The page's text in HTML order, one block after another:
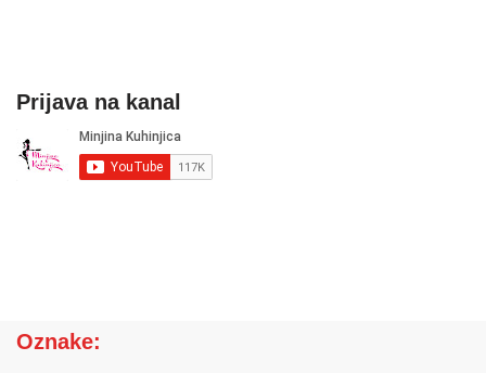
Prijava na kanal
Oznake: